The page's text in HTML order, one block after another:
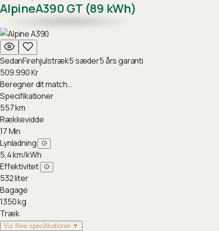
AlpineA390 GT (89 kWh)
SedanFirehjulstræk5sæder5års garanti
509.990Kr
Beregner dit match…
Specifikationer
557km
Rækkevidde
17Min
Lynladning
5,4km/kWh
Effektivitet
532liter
Bagage
1350kg
Træk
Vis flere specifikationer ▼